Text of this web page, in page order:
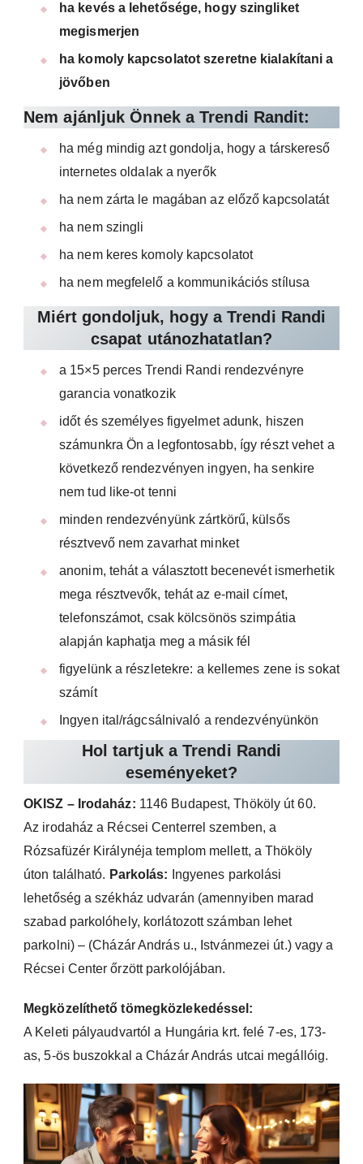
ha kevés a lehetősége, hogy szingliket
megismerjen
ha komoly kapcsolatot szeretne kialakítani a
jövőben
Nem ajánljuk Önnek a Trendi Randit:
ha még mindig azt gondolja, hogy a társkereső
internetes oldalak a nyerők
ha nem zárta le magában az előző kapcsolatát
ha nem szingli
ha nem keres komoly kapcsolatot
ha nem megfelelő a kommunikációs stílusa
Miért gondoljuk, hogy a Trendi Randi
csapat utánozhatatlan?
a 15×5 perces Trendi Randi rendezvényre
garancia vonatkozik
időt és személyes figyelmet adunk, hiszen
számunkra Ön a legfontosabb, így részt vehet a
következő rendezvényen ingyen, ha senkire
nem tud like-ot tenni
minden rendezvényünk zártkörű, külsős
résztvevő nem zavarhat minket
anonim, tehát a választott becenevét ismerhetik
mega résztvevők, tehát az e-mail címet,
telefonszámot, csak kölcsönös szimpátia
alapján kaphatja meg a másik fél
figyelünk a részletekre: a kellemes zene is sokat
számít
Ingyen ital/rágcsálnivaló a rendezvényünkön
Hol tartjuk a Trendi Randi
eseményeket?
OKISZ – Irodaház: 1146 Budapest, Thököly út 60.
Az irodaház a Récsei Centerrel szemben, a
Rózsafüzér Királynéja templom mellett, a Thököly
úton található. Parkolás:
Ingyenes parkolási
lehetőség a székház udvarán (amennyiben marad
szabad parkolóhely, korlátozott számban lehet
parkolni) – (Cházár András u., Istvánmezei út.) vagy a
Récsei Center őrzött parkolójában.
Megközelíthető tömegközlekedéssel:
A Keleti pályaudvartól a Hungária krt. felé 7-es, 173-
as, 5-ös buszokkal a Cházár András utcai megállóig.